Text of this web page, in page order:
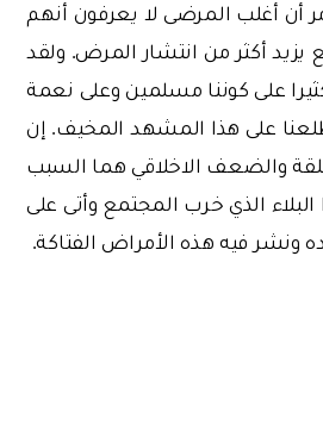
أن أغلب المرضى لا يعرفون أنهم
يزيد أكثر من انتشار المرض. ولقد
على كوننا مسلمين وعلى نعمة
على هذا المشهد المخيف. إن
والضعف الاخلاقي هما السبب
البلاء الذي خرب المجتمع وأتى على
ونشر فيه هذه الأمراض الفتاكة.